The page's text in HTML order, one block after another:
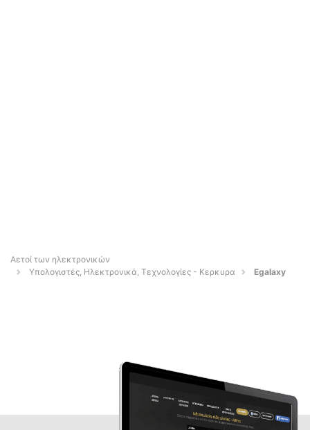
Αετοί των ηλεκτρονικών
Υπολογιστές, Ηλεκτρονικά, Τεχνολογίες - Κερκυρα
Egalaxy